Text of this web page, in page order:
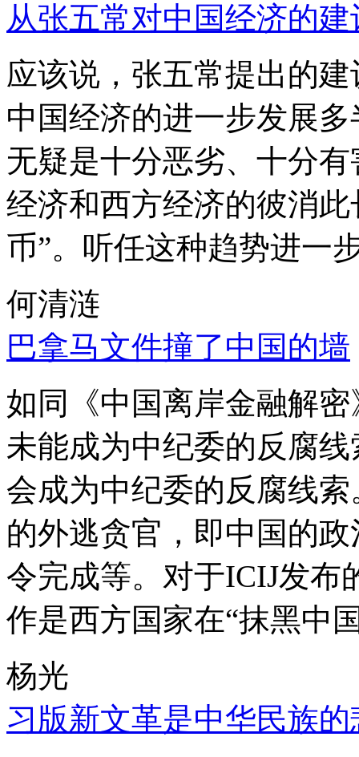
从张五常对中国经济的
应该说，张五常提出的
中国经济的进一步发展
无疑是十分恶劣、十分
经济和西方经济的彼消
币”。听任这种趋势进一
何清涟
巴拿马文件撞了中国的墙
如同《中国离岸金融解
未能成为中纪委的反腐
会成为中纪委的反腐线
的外逃贪官，即中国的
令完成等。对于ICIJ发布
作是西方国家在“抹黑中
杨光
习版新文革是中华民族的